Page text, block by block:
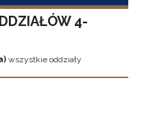
4-
wszystkie oddziały